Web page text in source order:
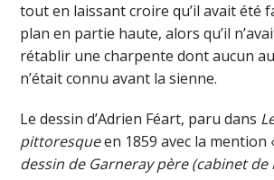
tout en laissant croire qu’il avait été
plan en partie haute, alors qu’il
rétablir une charpente dont aucun
n’était connu avant la sienne.
Le dessin d’Adrien Féart, paru dans
pittoresqueen 1859 avec la mention
dessin de Garneray père (cabinet de